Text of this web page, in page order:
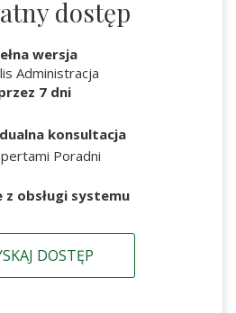
dostęp
wersja
Administracja
7 dni
konsultacja
Poradni
z obsługi systemu
DOSTĘP